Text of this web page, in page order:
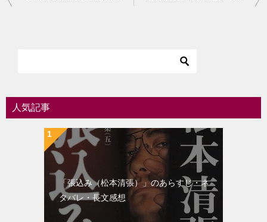
シ人気記事
「張込み（松本清張）」のあらすじ・ネ
タバレ・長文感想